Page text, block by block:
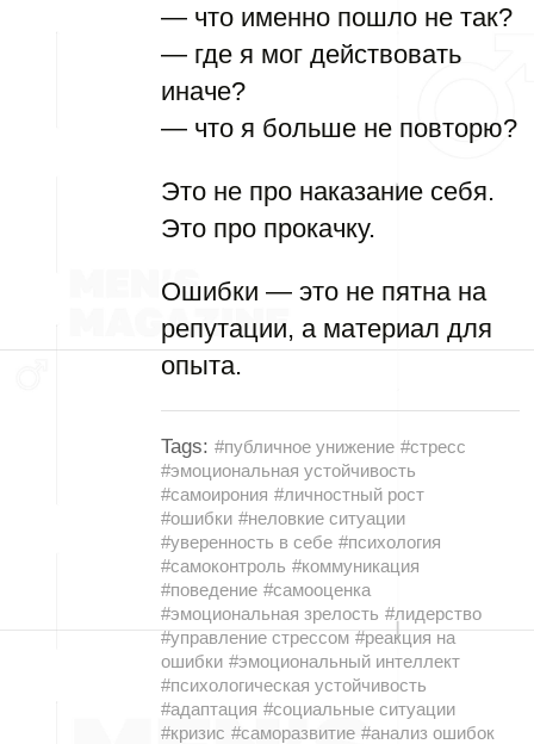
— что именно пошло не так?
— где я мог действовать
иначе?
— что я больше не повторю?
Это не про наказание себя.
Это про прокачку.
Ошибки — это не пятна на
репутации, а материал для
опыта.
Tags: #публичное унижение #стресс
#эмоциональная устойчивость
#самоирония #личностный рост
#ошибки #неловкие ситуации
#уверенность в себе #психология
#самоконтроль #коммуникация
#поведение #самооценка
#эмоциональная зрелость #лидерство
#управление стрессом #реакция на
ошибки #эмоциональный интеллект
#психологическая устойчивость
#адаптация #социальные ситуации
#кризис #саморазвитие #анализ ошибок